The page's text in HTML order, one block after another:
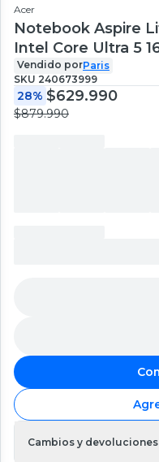
Acer
Notebook Aspire
Intel Core Ultra 5
16' WUXGA
Vendido porParis
SKU 240673999
28% $629.990
$879.990
Cambios y devoluciones